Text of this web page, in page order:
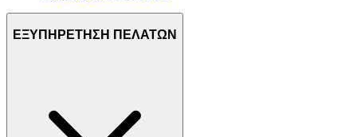
ΕΞΥΠΗΡΕΤΗΣΗ ΠΕΛΑΤΩΝ